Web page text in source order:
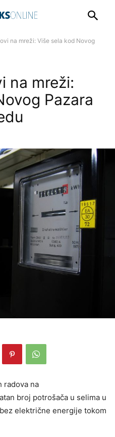
na mreži: Više sela kod Novog
na mreži:
Pazara
radova na
broj potrošača u selima u
električne energije tokom